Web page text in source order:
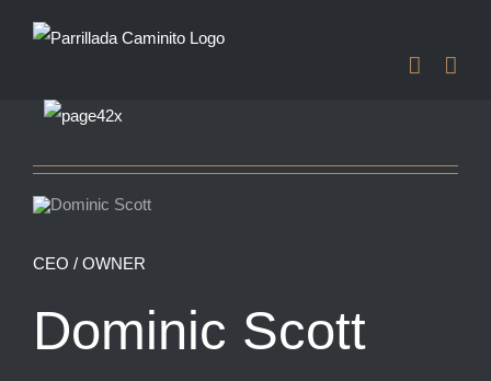
CEO / OWNER
Dominic Scott